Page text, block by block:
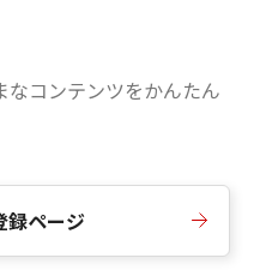
コンテンツをかんたん
録ページ